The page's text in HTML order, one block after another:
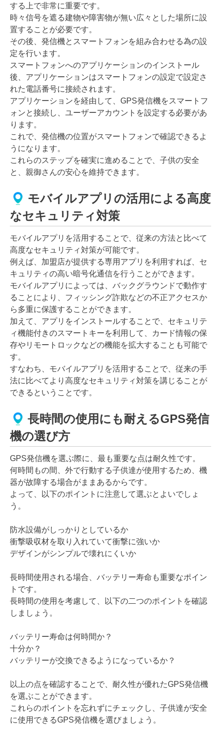
する上で非常に重要です。
時々信号を遮る建物や障害物が無い広々とした場所に設
置することが必要です。
その後、発信機とスマートフォンを組み合わせる為の設
定を行います。
スマートフォンへのアプリケーションのインストール
後、アプリケーションはスマートフォンの設定で設定さ
れた電話番号に接続されます。
アプリケーションを経由して、GPS発信機をスマートフ
ォンと接続し、ユーザーアカウントを設定する必要があ
ります。
これで、発信機の位置がスマートフォンで確認できるよ
うになります。
これらのステップを確実に進めることで、子供の安全
と、親御さんの安心を維持できます。
モバイルアプリの活用による高度
なセキュリティ対策
モバイルアプリを活用することで、従来の方法と比べて
高度なセキュリティ対策が可能です。
例えば、加盟店が提供する専用アプリを利用すれば、セ
キュリティの高い暗号化通信を行うことができます。
モバイルアプリによっては、バックグラウンドで動作す
ることにより、フィッシング詐欺などの不正アクセスか
ら多重に保護することができます。
加えて、アプリをインストールすることで、セキュリテ
ィ機能付きのスマートキーを利用して、カード情報の保
存やリモートロックなどの機能を拡大することも可能で
す。
すなわち、モバイルアプリを活用することで、従来の手
法に比べてより高度なセキュリティ対策を講じることが
できるということです。
長時間の使用にも耐えるGPS発信
機の選び方
GPS発信機を選ぶ際に、最も重要な点は耐久性です。
何時間もの間、外で行動する子供達が使用するため、機
器が故障する場合がままあるからです。
よって、以下のポイントに注意して選ぶとよいでしょ
う。
防水設備がしっかりとしているか
衝撃吸収材を取り入れていて衝撃に強いか
デザインがシンプルで壊れにくいか
長時間使用される場合、バッテリー寿命も重要なポイン
トです。
長時間の使用を考慮して、以下の二つのポイントを確認
しましょう。
バッテリー寿命は何時間か？
十分か？
バッテリーが交換できるようになっているか？
以上の点を確認することで、耐久性が優れたGPS発信機
を選ぶことができます。
これらのポイントを忘れずにチェックし、子供達が安全
に使用できるGPS発信機を選びましょう。